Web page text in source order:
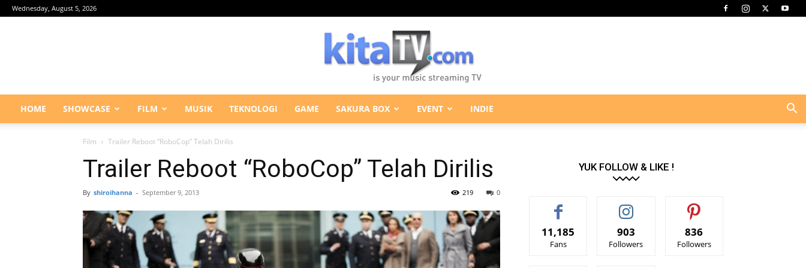
Wednesday, August 5, 2026
KitaTV.com
HOME SHOWCASE FILM MUSIK TEKNOLOGI GAME SAKURA BOX EVENT INDIE
Film Trailer Reboot “RoboCop” Telah Dirilis
Trailer Reboot “RoboCop” Telah Dirilis
By shiroihanna - September 9, 2013 0
219
YUK FOLLOW & LIKE !
11,185
Fans
903
Followers
836
Followers